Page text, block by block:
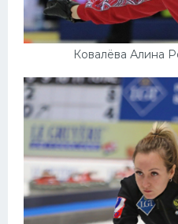
Ковалёва Алина